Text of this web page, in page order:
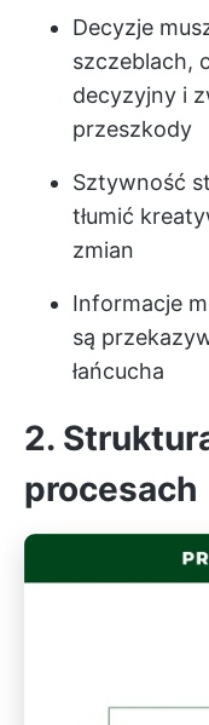
Decyzje
szczeblach,
decyzyjny i
przeszkody
Sztywność
tłumić
zmian
Informacje
są
łańcucha
2.
procesach